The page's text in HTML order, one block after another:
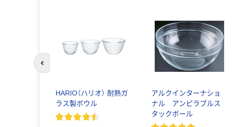
HARIO（ハリオ） 耐熱ガ
ラス製ボウル
アルクインターナショ
ナル アンピラブルス
タックボール